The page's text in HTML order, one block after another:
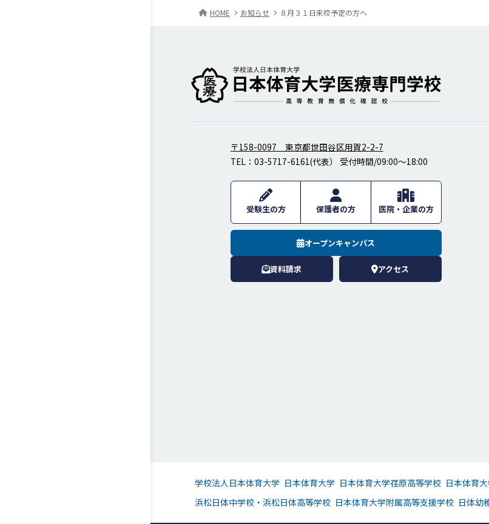
HOME お知らせ ８月３１日来校予定の方へ
〒158-0097 東京都世田谷区用賀2-2-7
TEL： 03-5717-6161(代表） 受付時間/09:00～18:00
受験生の方 保護者の方 医院・企業の方
オープンキャンパス
資料請求 アクセス
学校法人日本体育大学 日本体育大学 日本体育大学荏原高等学校 日本体育
浜松日体中学校・浜松日体高等学校 日本体育大学附属高等支援学校 日体幼